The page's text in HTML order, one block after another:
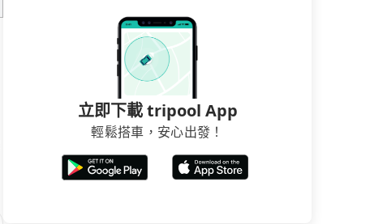
立即下載 tripool App
輕鬆搭車，安心出發！